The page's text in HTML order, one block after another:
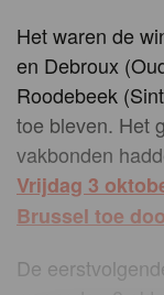
Het waren de
en Debroux
Roodebeek
toe bleven. Het
vakbonden
Vrijdag 3
Brussel toe
De